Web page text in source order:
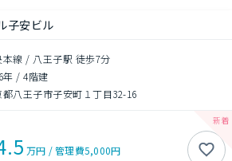
子安ビル
本線 / 八王子駅 徒歩7分
年 /4階建
都八王子市子安町１丁目32-16
万円 /管理費5,000円